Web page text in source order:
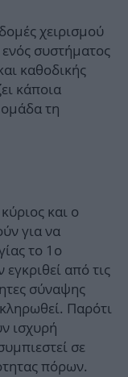
χειρισμού
συστήματος
καθοδικής
κάποια
τη
και ο
για να
το 1ο
από τις
σύναψης
Παρότι
ισχυρή
σε
πόρων.